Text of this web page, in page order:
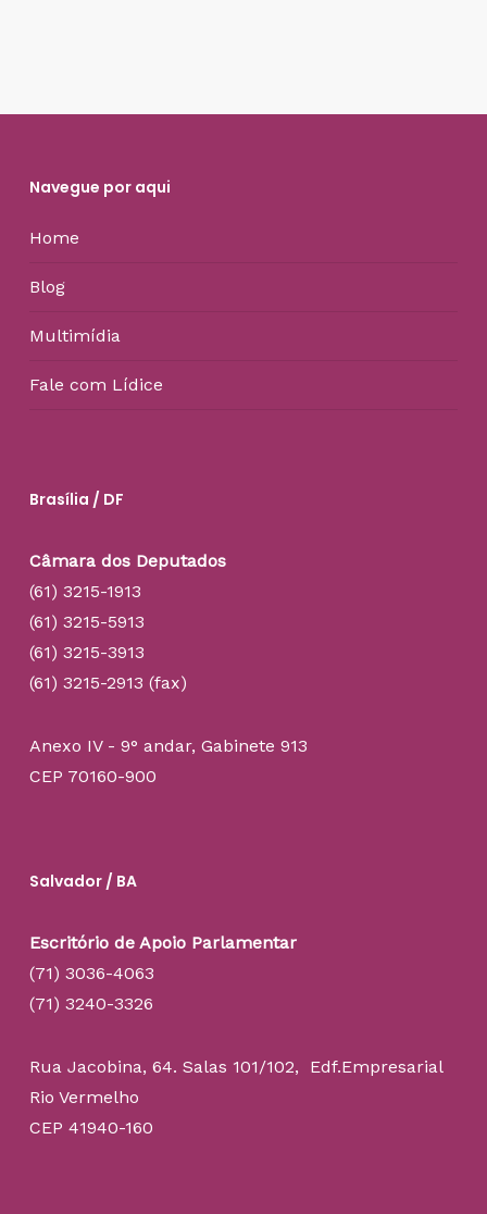
Navegue por aqui
Home
Blog
Multimídia
Fale com Lídice
Brasília / DF
Câmara dos Deputados
(61) 3215-1913
(61) 3215-5913
(61) 3215-3913
(61) 3215-2913 (fax)
Anexo IV - 9° andar, Gabinete 913
CEP 70160-900
Salvador / BA
Escritório de Apoio Parlamentar
(71) 3036-4063
(71) 3240-3326
Rua Jacobina, 64. Salas 101/102, Edf.Empresarial
Rio Vermelho
CEP 41940-160